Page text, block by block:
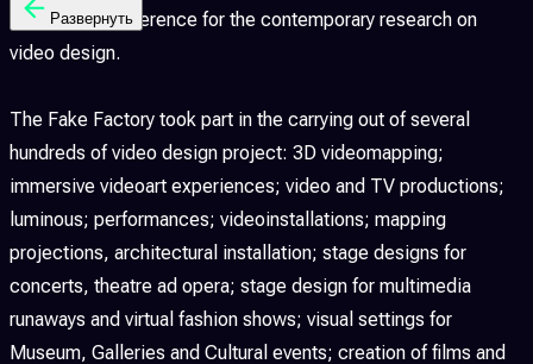
International reference for the contemporary research on
video design.
The Fake Factory took part in the carrying out of several
hundreds of video design project: 3D videomapping;
immersive videoart experiences; video and TV productions;
luminous; performances; videoinstallations; mapping
projections, architectural installation; stage designs for
concerts, theatre ad opera; stage design for multimedia
runaways and virtual fashion shows; visual settings for
Museum, Galleries and Cultural events; creation of films and
Развернуть